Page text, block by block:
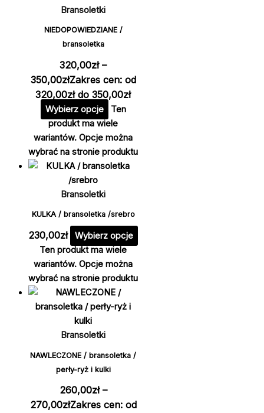
Bransoletki
NIEDOPOWIEDZIANE /
bransoletka
320,00zł –
350,00złZakres cen: od
320,00zł do 350,00zł
Wybierz opcje
Ten
produkt ma wiele
wariantów. Opcje można
wybrać na stronie produktu
Bransoletki
KULKA / bransoletka /srebro
230,00zł
Wybierz opcje
Ten produkt ma wiele
wariantów. Opcje można
wybrać na stronie produktu
Bransoletki
NAWLECZONE / bransoletka /
perły-ryż i kulki
260,00zł –
270,00złZakres cen: od